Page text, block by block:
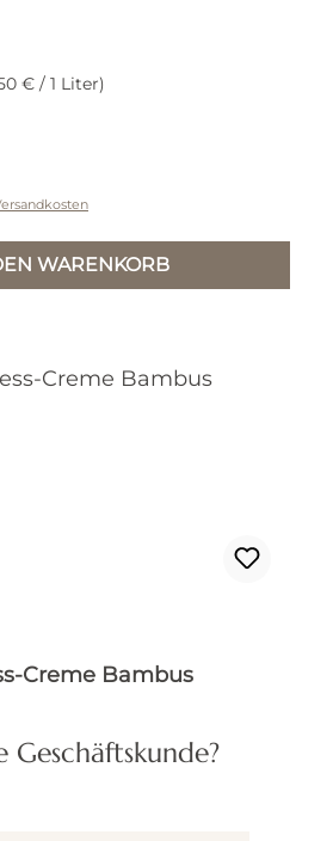
Geschäftskunde?
€ / 1 Liter)
WARENKORB
Creme Bambus